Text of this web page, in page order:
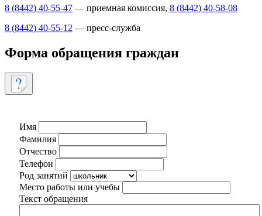
8 (8442) 40-55-47 — приемная комиссия, 8 (8442) 40-58-08
8 (8442) 40-55-12 — пресс-служба
Форма обращения граждан
Имя
Фамилия
Отчество
Телефон
Род занятий
Место работы или учебы
Текст обращения